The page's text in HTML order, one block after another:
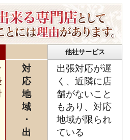
他社サービス
対
応
地
域
・
出
出張対応が遅
く、近隣に店
舗がないこと
もあり、対応
地域が限られ
ている